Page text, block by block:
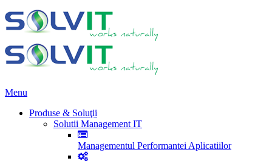
Menu
Produse & Soluţii
Solutii Management IT
Managementul Performantei Aplicatiilor